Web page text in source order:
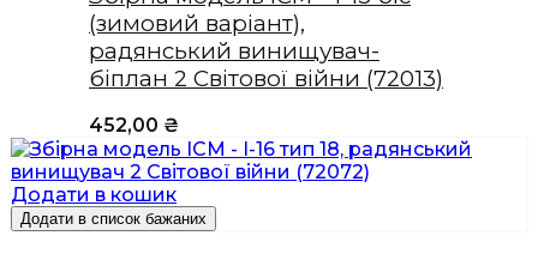
(зимовий варіант),
радянський винищувач-
біплан 2 Світової війни (72013)
452,00 ₴
Додати в кошик
Додати в список бажаних